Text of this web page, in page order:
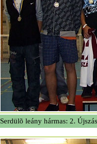
Serdülõ leány hármas: 2.